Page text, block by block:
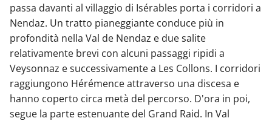
passa davanti al villaggio di Isérables porta i corridori a
Nendaz. Un tratto pianeggiante conduce più in
profondità nella Val de Nendaz e due salite
relativamente brevi con alcuni passaggi ripidi a
Veysonnaz e successivamente a Les Collons. I corridori
raggiungono Hérémence attraverso una discesa e
hanno coperto circa metà del percorso. D'ora in poi,
segue la parte estenuante del Grand Raid. In Val